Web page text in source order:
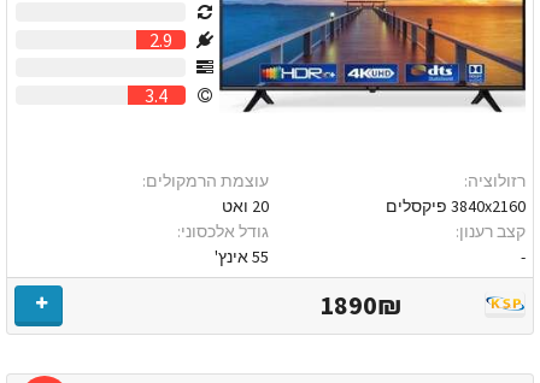
2.9
3.4
רזולוציה:
3840x2160 פיקסלים
קצב רענון:
-
עוצמת הרמקולים:
20 ואט
גודל אלכסוני:
55 אינץ'
1890₪